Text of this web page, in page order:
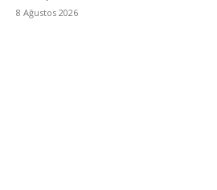
8 Ağustos 2026